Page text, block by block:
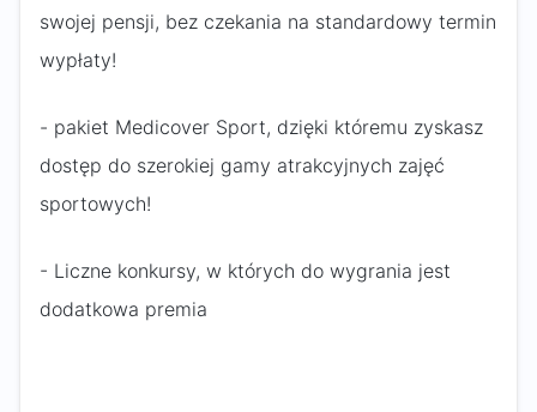
swojej pensji, bez czekania na standardowy termin
wypłaty!
- pakiet Medicover Sport, dzięki któremu zyskasz
dostęp do szerokiej gamy atrakcyjnych zajęć
sportowych!
- Liczne konkursy, w których do wygrania jest
dodatkowa premia